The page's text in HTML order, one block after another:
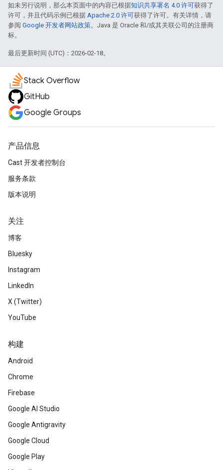
如未另行说明，那么本页面中的内容已根据知识共享署名 4.0 许可获得了
许可，并且代码示例已根据 Apache 2.0 许可获得了许可。有关详情，请
参阅 Google 开发者网站政策。Java 是 Oracle 和/或其关联公司的注册商
标。
最后更新时间 (UTC)：2026-02-18。
Stack Overflow
GitHub
Google Groups
产品信息
Cast 开发者控制台
服务条款
版本说明
关注
博客
Bluesky
Instagram
LinkedIn
X (Twitter)
YouTube
构建
Android
Chrome
Firebase
Google AI Studio
Google Antigravity
Google Cloud
Google Play